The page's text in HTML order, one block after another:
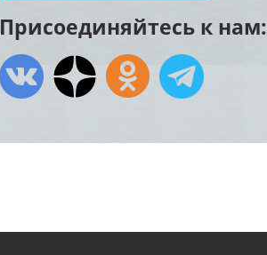
Присоединяйтесь к нам: